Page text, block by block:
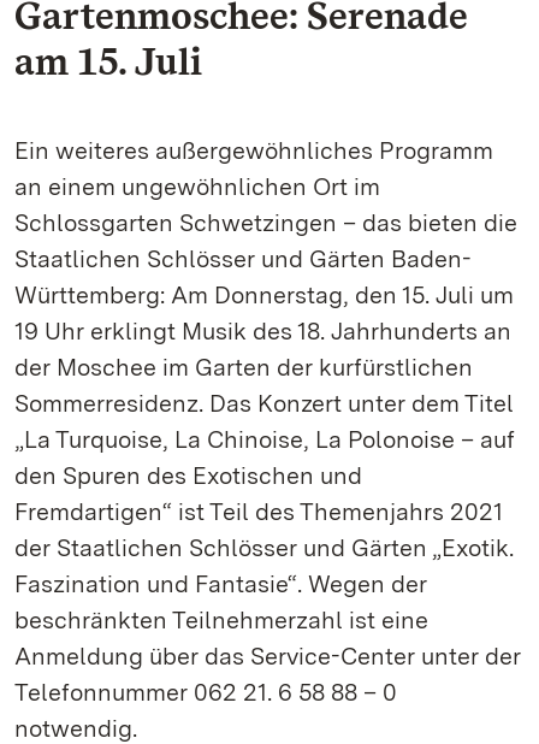
Gartenmoschee: Serenade
am 15. Juli
Ein weiteres außergewöhnliches Programm
an einem ungewöhnlichen Ort im
Schlossgarten Schwetzingen – das bieten die
Staatlichen Schlösser und Gärten Baden-
Württemberg: Am Donnerstag, den 15. Juli um
19 Uhr erklingt Musik des 18. Jahrhunderts an
der Moschee im Garten der kurfürstlichen
Sommerresidenz. Das Konzert unter dem Titel
„La Turquoise, La Chinoise, La Polonoise – auf
den Spuren des Exotischen und
Fremdartigen“ ist Teil des Themenjahrs 2021
der Staatlichen Schlösser und Gärten „Exotik.
Faszination und Fantasie“. Wegen der
beschränkten Teilnehmerzahl ist eine
Anmeldung über das Service-Center unter der
Telefonnummer 062 21. 6 58 88 – 0
notwendig.